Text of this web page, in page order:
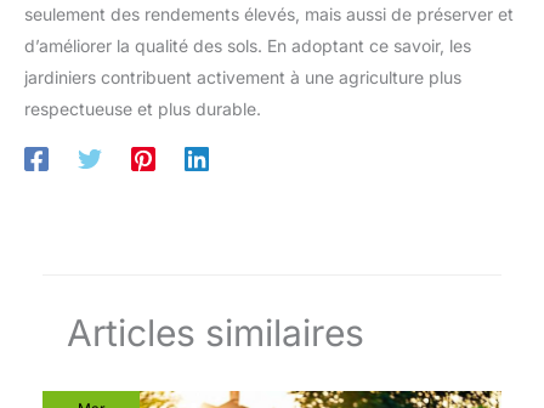
seulement des rendements élevés, mais aussi de préserver et
d’améliorer la qualité des sols. En adoptant ce savoir, les
jardiniers contribuent activement à une agriculture plus
respectueuse et plus durable.
Articles similaires